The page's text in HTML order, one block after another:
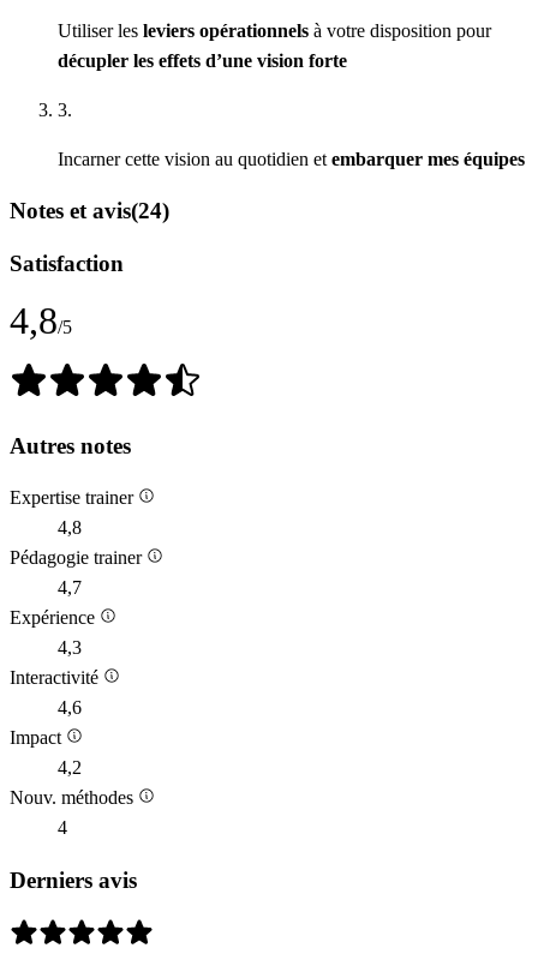
Utiliser les leviers opérationnels à votre disposition pour
décupler les effets d’une vision forte
3.
Incarner cette vision au quotidien et embarquer mes équipes
Notes et avis(24)
Satisfaction
4,8/5
Autres notes
Expertise trainer
4,8
Pédagogie trainer
4,7
Expérience
4,3
Interactivité
4,6
Impact
4,2
Nouv. méthodes
4
Derniers avis